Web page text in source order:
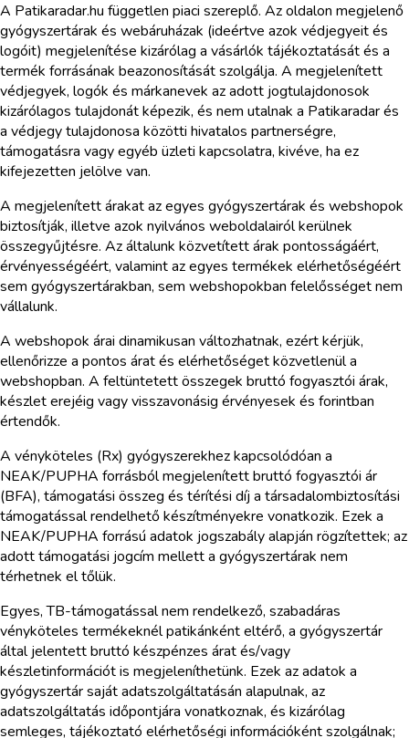
A Patikaradar.hu független piaci szereplő. Az oldalon megjelenő
gyógyszertárak és webáruházak (ideértve azok védjegyeit és
logóit) megjelenítése kizárólag a vásárlók tájékoztatását és a
termék forrásának beazonosítását szolgálja. A megjelenített
védjegyek, logók és márkanevek az adott jogtulajdonosok
kizárólagos tulajdonát képezik, és nem utalnak a Patikaradar és
a védjegy tulajdonosa közötti hivatalos partnerségre,
támogatásra vagy egyéb üzleti kapcsolatra, kivéve, ha ez
kifejezetten jelölve van.
A megjelenített árakat az egyes gyógyszertárak és webshopok
biztosítják, illetve azok nyilvános weboldalairól kerülnek
összegyűjtésre. Az általunk közvetített árak pontosságáért,
érvényességéért, valamint az egyes termékek elérhetőségéért
sem gyógyszertárakban, sem webshopokban felelősséget nem
vállalunk.
A webshopok árai dinamikusan változhatnak, ezért kérjük,
ellenőrizze a pontos árat és elérhetőséget közvetlenül a
webshopban. A feltüntetett összegek bruttó fogyasztói árak,
készlet erejéig vagy visszavonásig érvényesek és forintban
értendők.
A vényköteles (Rx) gyógyszerekhez kapcsolódóan a
NEAK/PUPHA forrásból megjelenített bruttó fogyasztói ár
(BFA), támogatási összeg és térítési díj a társadalombiztosítási
támogatással rendelhető készítményekre vonatkozik. Ezek a
NEAK/PUPHA forrású adatok jogszabály alapján rögzítettek; az
adott támogatási jogcím mellett a gyógyszertárak nem
térhetnek el tőlük.
Egyes, TB-támogatással nem rendelkező, szabadáras
vényköteles termékeknél patikánként eltérő, a gyógyszertár
által jelentett bruttó készpénzes árat és/vagy
készletinformációt is megjeleníthetünk. Ezek az adatok a
gyógyszertár saját adatszolgáltatásán alapulnak, az
adatszolgáltatás időpontjára vonatkoznak, és kizárólag
semleges, tájékoztató elérhetőségi információként szolgálnak;